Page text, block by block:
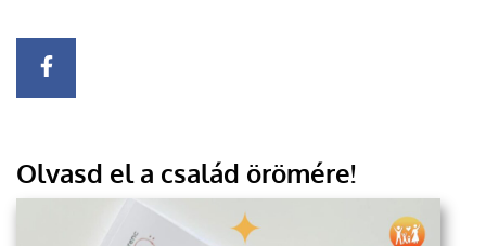
Olvasd el a család örömére!